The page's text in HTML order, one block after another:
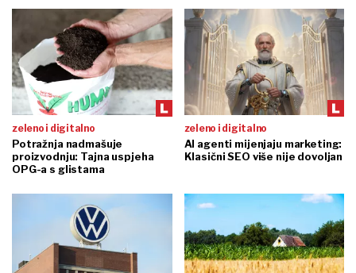
zeleno i digitalno
Potražnja nadmašuje
proizvodnju: Tajna uspjeha
OPG-a s glistama
zeleno i digitalno
AI agenti mijenjaju marketing:
Klasični SEO više nije dovoljan